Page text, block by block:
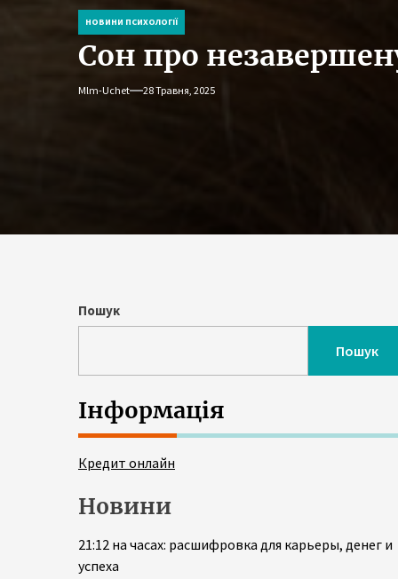
НОВИНИ ПСИХОЛОГІЇ
Сон про
Mlm-Uchet 28 Травня, 2025
Пошук
Пошук
Інформація
Кредит онлайн
Новини
21:12 на часах: расшифровка для карьеры, денег и
успеха